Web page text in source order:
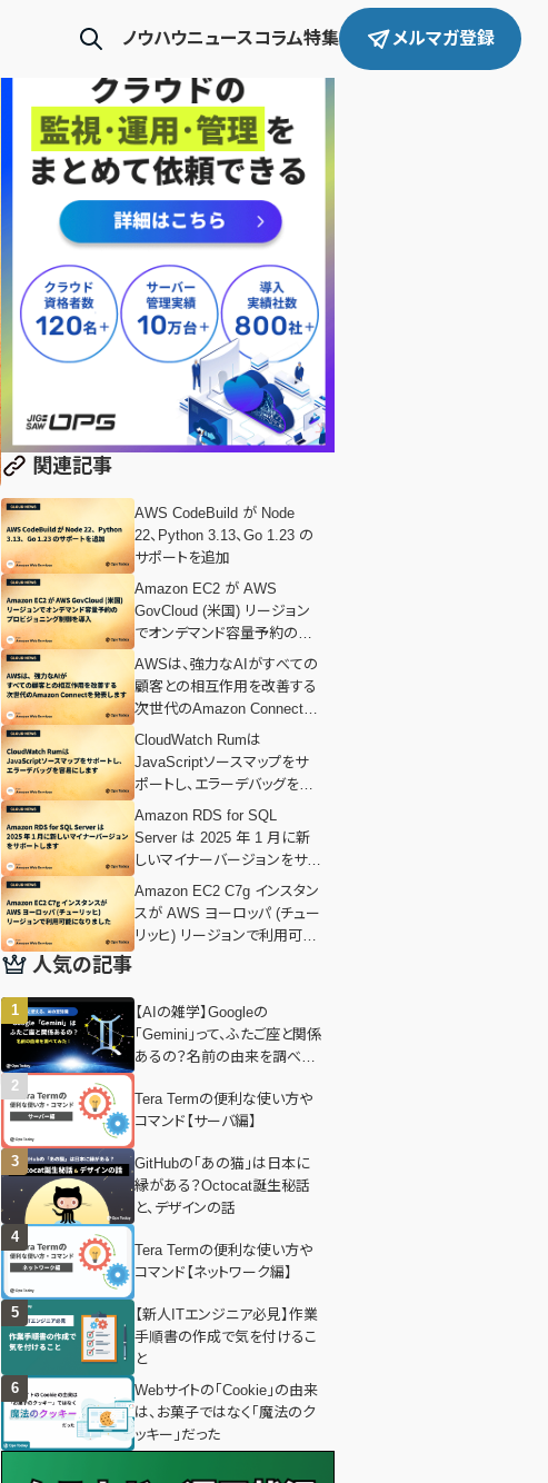
ノウハウニュースコラム特集 メルマガ登録
関連記事
AWS CodeBuild が Node
22、Python 3.13、Go 1.23 の
サポートを追加
Amazon EC2 が AWS
GovCloud (米国) リージョン
でオンデマンド容量予約のプ
ロビジョニング制御を導入
AWSは、強力なAIがすべての
顧客との相互作用を改善する
次世代のAmazon Connectを
発表します
CloudWatch Rumは
JavaScriptソースマップをサ
ポートし、エラーデバッグを容
易にします
Amazon RDS for SQL
Server は 2025 年 1 月に新
しいマイナーバージョンをサポ
ートします
Amazon EC2 C7g インスタン
スが AWS ヨーロッパ (チュー
リッヒ) リージョンで利用可能
人気の記事
【AIの雑学】Googleの
「Gemini」って、ふたご座と関係
あるの？名前の由来を調べて
Tera Termの便利な使い方や
コマンド【サーバ編】
GitHubの「あの猫」は日本に
縁がある？Octocat誕生秘話
と、デザインの話
Tera Termの便利な使い方や
コマンド【ネットワーク編】
【新人ITエンジニア必見】作業
手順書の作成で気を付けるこ
と
Webサイトの「Cookie」の由来
は、お菓子ではなく「魔法のク
ッキー」だった